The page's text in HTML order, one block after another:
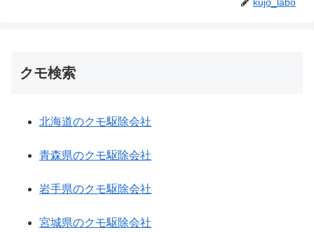
クモ検索
北海道のクモ駆除会社
青森県のクモ駆除会社
岩手県のクモ駆除会社
宮城県のクモ駆除会社